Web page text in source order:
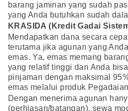
barang jaminan yang sudah
yang Anda butuhkan sudah
KRASIDA (Kredit Gadai
Mendapatkan dana secara
terutama jika agunan yang
emas. Ya, emas memang
yang relatif tinggi dan Anda
pinjaman dengan maksimal
emas melalui produk Pegadaian
Dengan menerima agunan
(perhiasan/batangan), sewa